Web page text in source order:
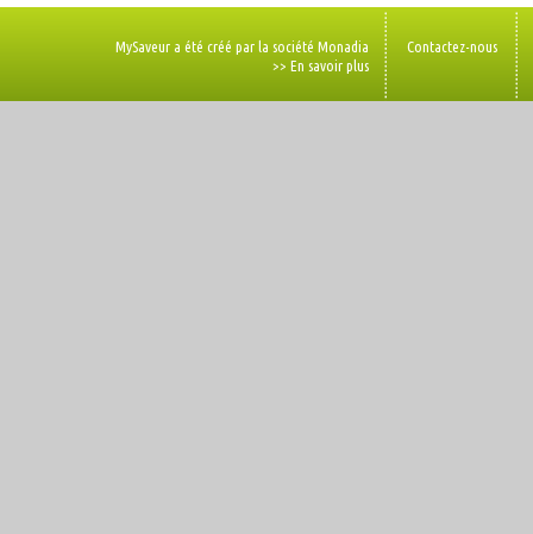
MySaveur a été créé par la société Monadia
>> En savoir plus
Contactez-nous